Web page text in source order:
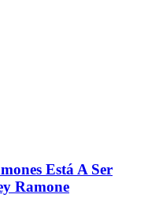
Está A Ser
Ramone